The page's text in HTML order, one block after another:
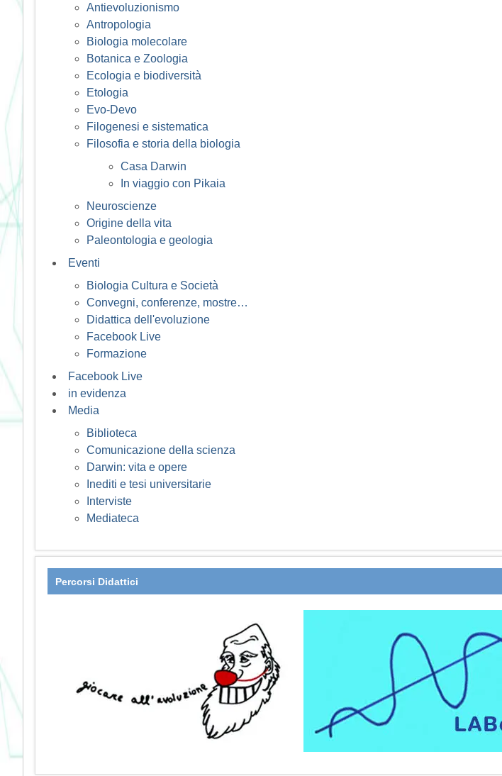
Antievoluzionismo
Antropologia
Biologia molecolare
Botanica e Zoologia
Ecologia e biodiversità
Etologia
Evo-Devo
Filogenesi e sistematica
Filosofia e storia della biologia
Casa Darwin
In viaggio con Pikaia
Neuroscienze
Origine della vita
Paleontologia e geologia
Eventi
Biologia Cultura e Società
Convegni, conferenze, mostre…
Didattica dell'evoluzione
Facebook Live
Formazione
Facebook Live
in evidenza
Media
Biblioteca
Comunicazione della scienza
Darwin: vita e opere
Inediti e tesi universitarie
Interviste
Mediateca
Percorsi Didattici